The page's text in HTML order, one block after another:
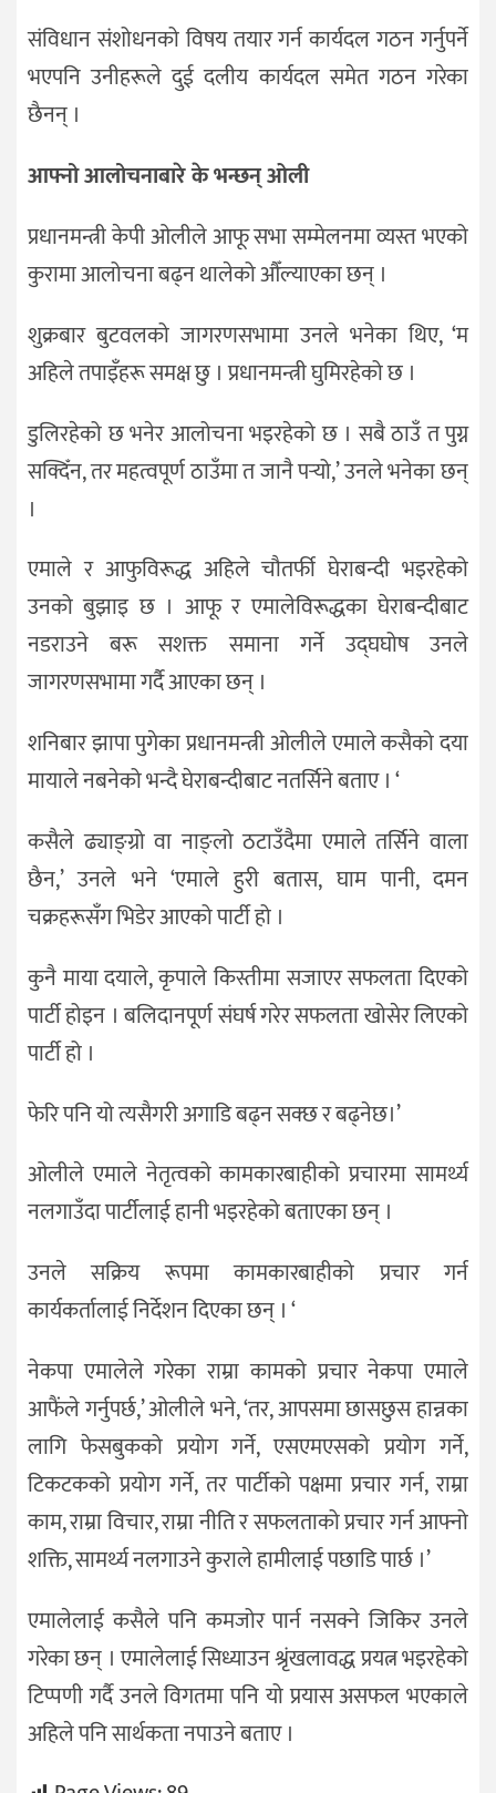
संविधान संशोधनको विषय तयार गर्न कार्यदल गठन गर्नुपर्ने
भएपनि उनीहरूले दुई दलीय कार्यदल समेत गठन गरेका
छैनन् ।
आफ्नो आलोचनाबारे के भन्छन् ओली
प्रधानमन्त्री केपी ओलीले आफू सभा सम्मेलनमा व्यस्त भएको
कुरामा आलोचना बढ्न थालेको औँल्याएका छन् ।
शुक्रबार बुटवलको जागरणसभामा उनले भनेका थिए, ‘म
अहिले तपाइँहरू समक्ष छु । प्रधानमन्त्री घुमिरहेको छ ।
डुलिरहेको छ भनेर आलोचना भइरहेको छ । सबै ठाउँ त पुग्न
सक्दिँन, तर महत्वपूर्ण ठाउँमा त जानै पर्‍‍यो,’ उनले भनेका छन्
।
एमाले र आफुविरूद्ध अहिले चौतर्फी घेराबन्दी भइरहेको
उनको बुझाइ छ । आफू र एमालेविरूद्धका घेराबन्दीबाट
नडराउने बरू सशक्त समाना गर्ने उद्घघोष उनले
जागरणसभामा गर्दै आएका छन् ।
शनिबार झापा पुगेका प्रधानमन्त्री ओलीले एमाले कसैको दया
मायाले नबनेको भन्दै घेराबन्दीबाट नतर्सिने बताए । ‘
कसैले ढ्याङ्ग्रो वा नाङ्लो ठटाउँदैमा एमाले तर्सिने वाला
छैन,’ उनले भने ‘एमाले हुरी बतास, घाम पानी, दमन
चक्रहरूसँग भिडेर आएको पार्टी हो ।
कुनै माया दयाले, कृपाले किस्तीमा सजाएर सफलता दिएको
पार्टी होइन । बलिदानपूर्ण संघर्ष गरेर सफलता खोसेर लिएको
पार्टी हो ।
फेरि पनि यो त्यसैगरी अगाडि बढ्न सक्छ र बढ्नेछ।’
ओलीले एमाले नेतृत्वको कामकारबाहीको प्रचारमा सामर्थ्य
नलगाउँदा पार्टीलाई हानी भइरहेको बताएका छन् ।
उनले सक्रिय रूपमा कामकारबाहीको प्रचार गर्न
कार्यकर्तालाई निर्देशन दिएका छन् । ‘
नेकपा एमालेले गरेका राम्रा कामको प्रचार नेकपा एमाले
आफैंले गर्नुपर्छ,’ ओलीले भने, ‘तर, आपसमा छासछुस हान्नका
लागि फेसबुकको प्रयोग गर्ने, एसएमएसको प्रयोग गर्ने,
टिकटकको प्रयोग गर्ने, तर पार्टीको पक्षमा प्रचार गर्न, राम्रा
काम, राम्रा विचार, राम्रा नीति र सफलताको प्रचार गर्न आफ्नो
शक्ति, सामर्थ्य नलगाउने कुराले हामीलाई पछाडि पार्छ ।’
एमालेलाई कसैले पनि कमजोर पार्न नसक्ने जिकिर उनले
गरेका छन् । एमालेलाई सिध्याउन श्रृंखलावद्ध प्रयत्न भइरहेको
टिप्पणी गर्दै उनले विगतमा पनि यो प्रयास असफल भएकाले
अहिले पनि सार्थकता नपाउने बताए ।